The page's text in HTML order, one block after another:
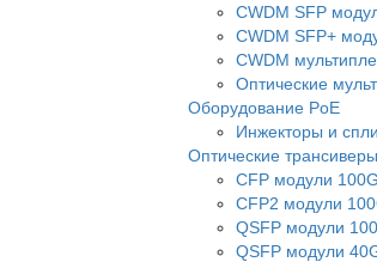
CWDM SFP
CWDM SFP+
CWDM
Оптические
Оборудование PoE
Инжекторы и
Оптические
CFP модули 100G
CFP2 модули
QSFP модули
QSFP модули